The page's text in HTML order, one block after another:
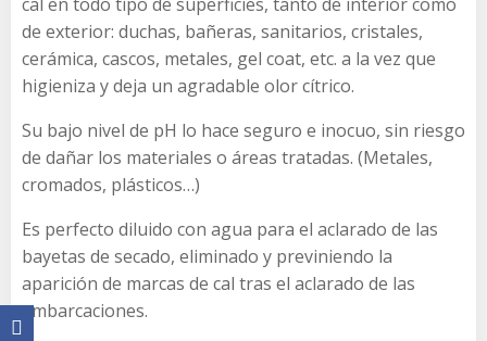
de exterior: duchas, bañeras, sanitarios, cristales,
cerámica, cascos, metales, gel coat, etc. a la vez que
higieniza y deja un agradable olor cítrico.
Su bajo nivel de pH lo hace seguro e inocuo, sin riesgo
de dañar los materiales o áreas tratadas. (Metales,
cromados, plásticos…)
Es perfecto diluido con agua para el aclarado de las
bayetas de secado, eliminado y previniendo la
aparición de marcas de cal tras el aclarado de las
embarcaciones.